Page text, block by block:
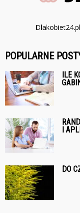
POPULARNE
ILE
I
DO